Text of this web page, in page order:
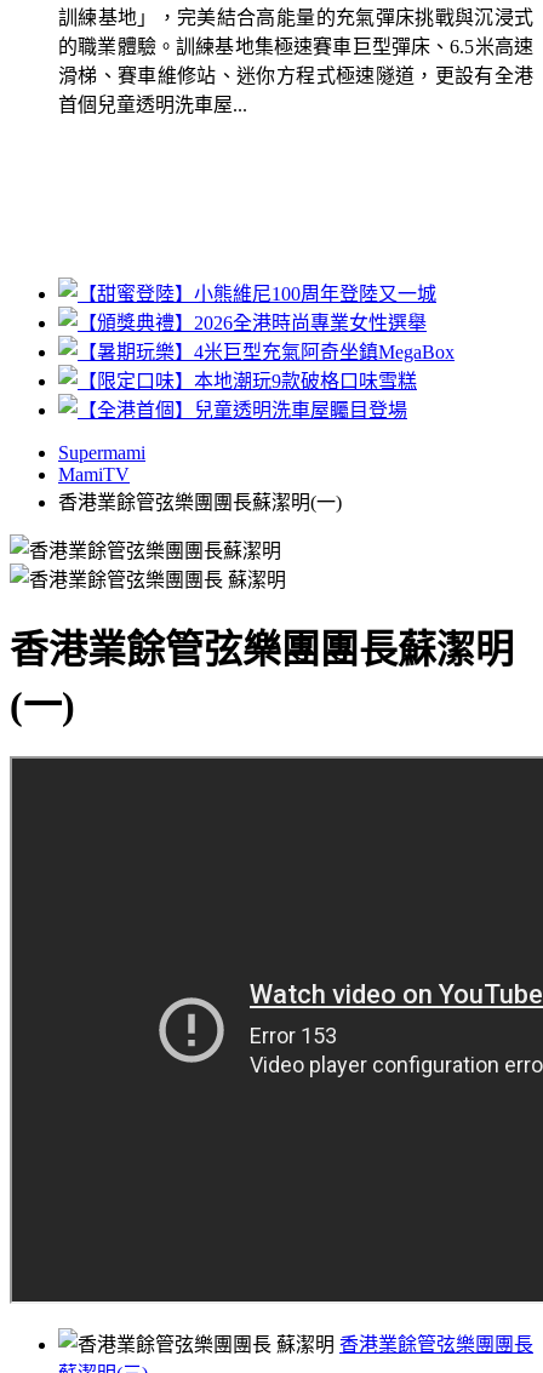
訓練基地」，完美結合高能量的充氣彈床挑戰與沉浸式
的職業體驗。訓練基地集極速賽車巨型彈床、6.5米高速
滑梯、賽車維修站、迷你方程式極速隧道，更設有全港
首個兒童透明洗車屋...
Supermami
MamiTV
香港業餘管弦樂團團長蘇潔明(一)
香港業餘管弦樂團團長蘇潔明
(一)
香港業餘管弦樂團團長